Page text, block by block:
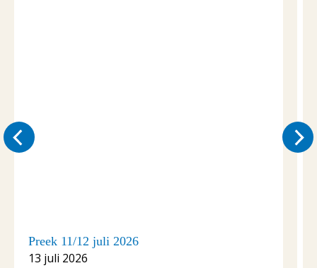
Preek 11/12 juli 2026
13 juli 2026